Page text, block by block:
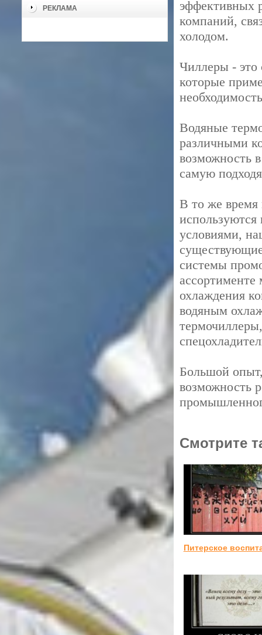
РЕКЛАМА
эффективных
компаний,
холодом.
Чиллеры - это
которые
Водяные
различными
возможность
самую
В то же
используются
условиями,
системы
охлаждения
водяным
Большой
возможность
Смотрите
Питерское